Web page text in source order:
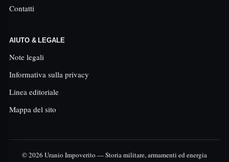
Contatti
AIUTO & LEGALE
Note legali
Informativa sulla privacy
Linea editoriale
Mappa del sito
© 2026 Uranio Impoverito — Storia militare, armamenti ed energia